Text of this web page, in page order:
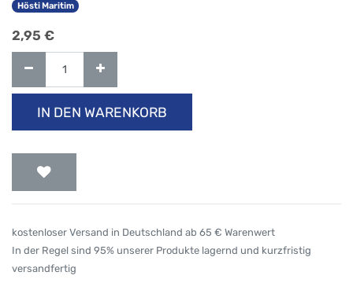
Hösti Maritim
2,95 €
IN DEN WARENKORB
kostenloser Versand in Deutschland ab 65 € Warenwert
In der Regel sind 95% unserer Produkte lagernd und kurzfristig
versandfertig